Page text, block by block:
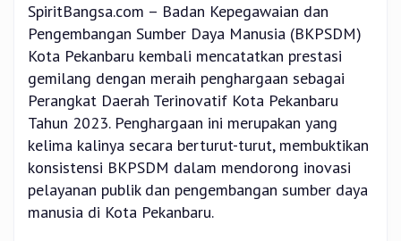
SpiritBangsa.com – Badan Kepegawaian dan
Pengembangan Sumber Daya Manusia (BKPSDM)
Kota Pekanbaru kembali mencatatkan prestasi
gemilang dengan meraih penghargaan sebagai
Perangkat Daerah Terinovatif Kota Pekanbaru
Tahun 2023. Penghargaan ini merupakan yang
kelima kalinya secara berturut-turut, membuktikan
konsistensi BKPSDM dalam mendorong inovasi
pelayanan publik dan pengembangan sumber daya
manusia di Kota Pekanbaru.